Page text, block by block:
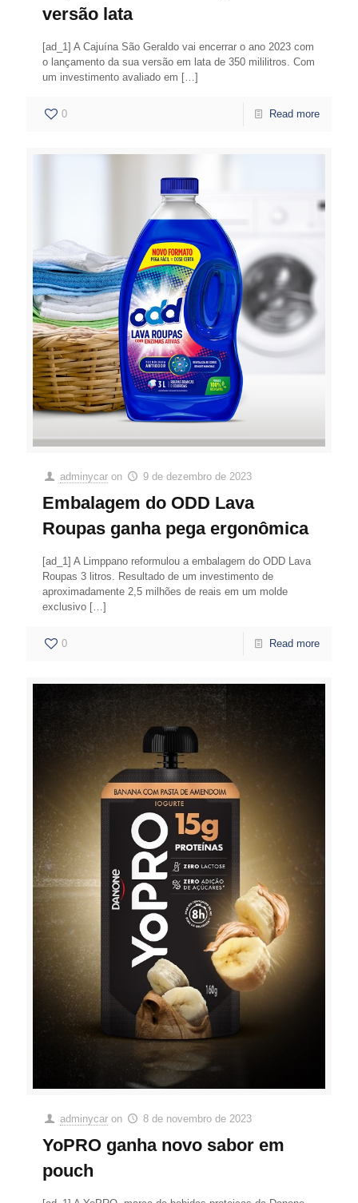
versão lata
[ad_1] A Cajuína São Geraldo vai encerrar o ano 2023 com
o lançamento da sua versão em lata de 350 mililitros. Com
um investimento avaliado em […]
0 Read more
adminycar on 9 de dezembro de 2023
Embalagem do ODD Lava
Roupas ganha pega ergonômica
[ad_1] A Limppano reformulou a embalagem do ODD Lava
Roupas 3 litros. Resultado de um investimento de
aproximadamente 2,5 milhões de reais em um molde
exclusivo […]
0 Read more
adminycar on 8 de novembro de 2023
YoPRO ganha novo sabor em
pouch